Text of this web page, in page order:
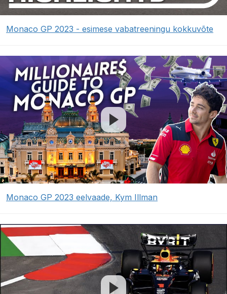
Monaco GP 2023 - esimese vabatreeningu kokkuvõte
Monaco GP 2023 eelvaade, Kym Illman